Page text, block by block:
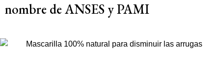
nombre de ANSES y PAMI